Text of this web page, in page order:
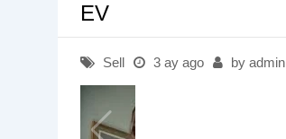
EV
Sell 3 ay ago by admin